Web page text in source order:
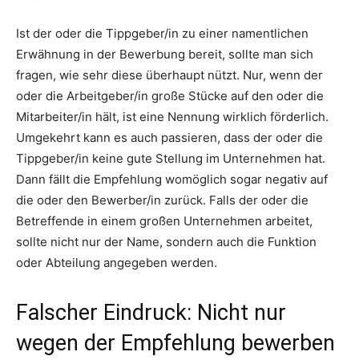
Ist der oder die Tippgeber/in zu einer namentlichen
Erwähnung in der Bewerbung bereit, sollte man sich
fragen, wie sehr diese überhaupt nützt. Nur, wenn der
oder die Arbeitgeber/in große Stücke auf den oder die
Mitarbeiter/in hält, ist eine Nennung wirklich förderlich.
Umgekehrt kann es auch passieren, dass der oder die
Tippgeber/in keine gute Stellung im Unternehmen hat.
Dann fällt die Empfehlung womöglich sogar negativ auf
die oder den Bewerber/in zurück. Falls der oder die
Betreffende in einem großen Unternehmen arbeitet,
sollte nicht nur der Name, sondern auch die Funktion
oder Abteilung angegeben werden.
Falscher Eindruck: Nicht nur
wegen der Empfehlung bewerben